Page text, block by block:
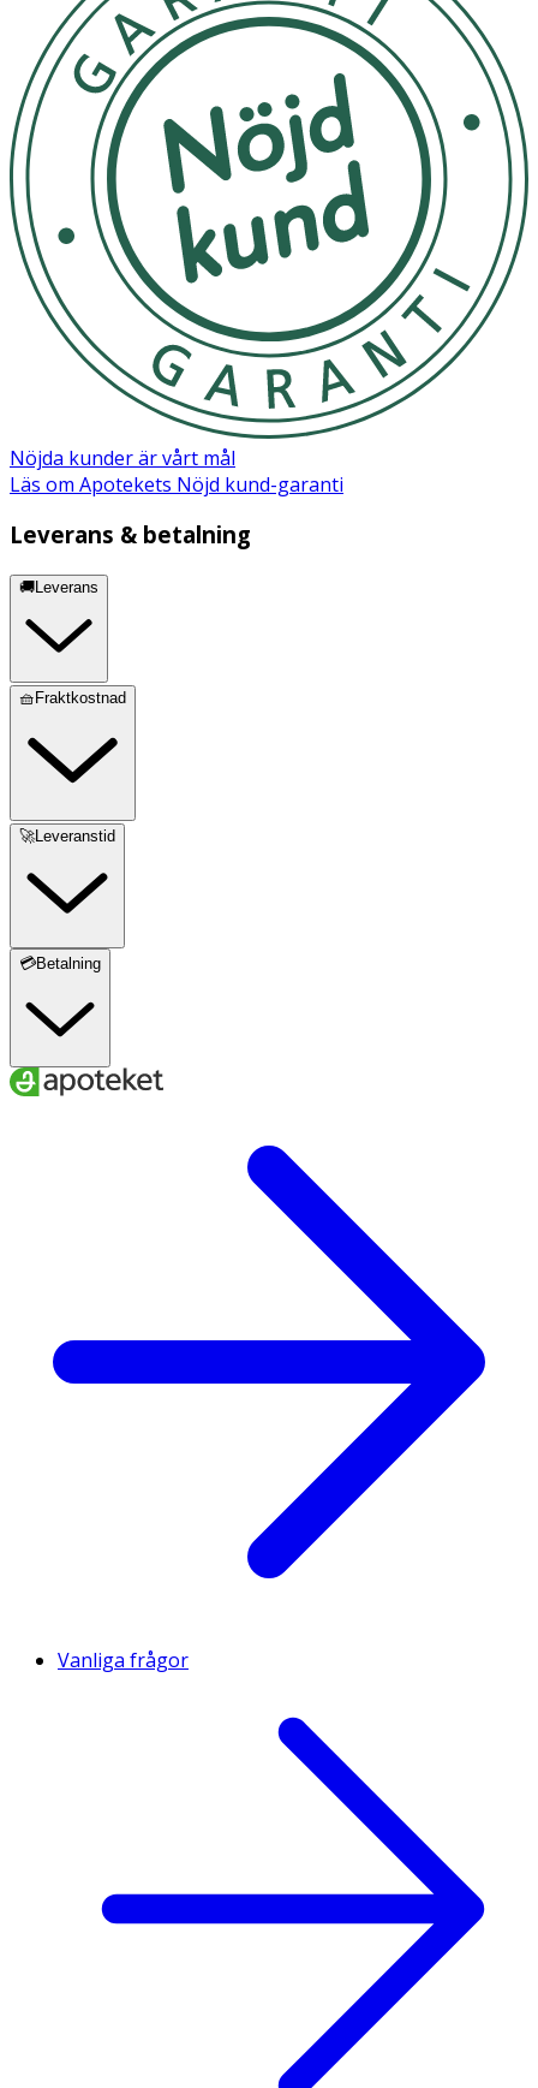
Nöjda kunder är vårt mål
Läs om Apotekets Nöjd kund-garanti
Leverans & betalning
🚚Leverans
🧺Fraktkostnad
🚀Leveranstid
💳Betalning
Vanliga frågor